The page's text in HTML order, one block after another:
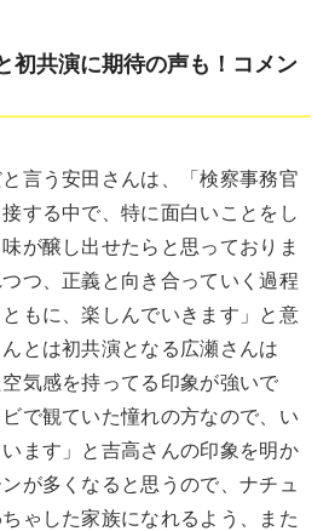
初共演に期待の声も！コメン
言う安田さんは、「検察事務官
する中で、特に面白いことをし
が醸し出せたらと思っておりま
つ、正義と向き合っていく過程
もに、楽しんでいきます」と意
とは初共演となる広瀬さんは
空気感を持ってる印象が強いで
で観ていた憧れの方なので、い
ます」と吉高さんの印象を明か
が多くなると思うので、ナチュ
ゃした家族になれるよう、また